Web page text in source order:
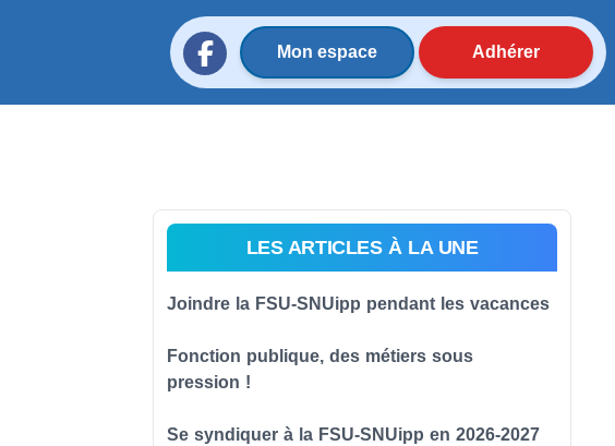
Mon espace Adhérer
LES ARTICLES À LA UNE
Joindre la FSU-SNUipp pendant les vacances
Fonction publique, des métiers sous
pression !
Se syndiquer à la FSU-SNUipp en 2026-2027